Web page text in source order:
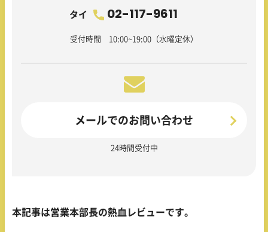
タイ 02-117-9611
受付時間 10:00~19:00（水曜定休）
メールでのお問い合わせ
24時間受付中
本記事は営業本部長の熱血レビューです。